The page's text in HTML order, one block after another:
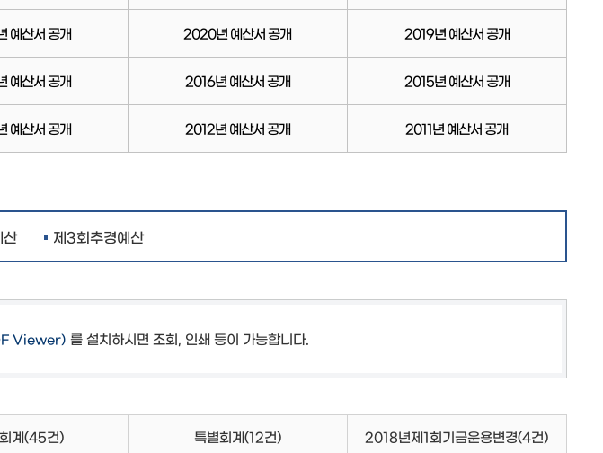
예산서 공개 2020년 예산서 공개 2019년 예산서 공개
예산서 공개 2016년 예산서 공개 2015년 예산서 공개
예산서 공개 2012년 예산서 공개 2011년 예산서 공개
산 제3회추경예산
Viewer) 를 설치하시면 조회, 인쇄 등이 가능합니다.
계(45건) 특별회계(12건) 2018년제1회기금운용변경(4건)